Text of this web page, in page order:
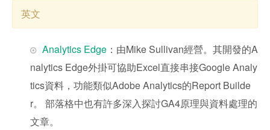
英文
Analytics Edge ：由Mike Sullivan經營。其開發的A
nalytics Edge外掛可協助Excel直接串接Google Analy
tics資料，功能類似Adobe Analytics的Report Builde
r。 部落格中也有許多深入探討GA4原理與資料處理的
文章。